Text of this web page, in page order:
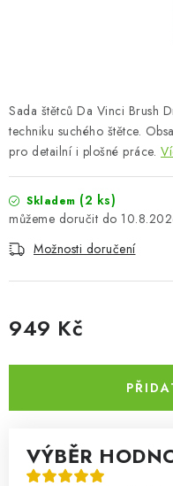
O nás Moje objednávka
Obchodní podmínky
Reklamační řád
Převodník modelářských
Sada štětců Da Vinci Brush
techniku suchého štětce.
pro detailní i plošné práce.
Skladem (2 ks)
Možnosti doručení
949 Kč
VÝBĚR